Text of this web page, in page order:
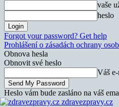
vaše
heslo
Forgot your password? Get help
Prohlášení o zásadách ochrany
Obnova hesla
Obnovit své heslo
Váš
Heslo vám bude zasláno na váš
zdravezpravy.cz